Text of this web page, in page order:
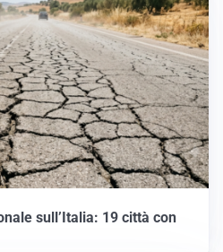
sull’Italia: 19 città con